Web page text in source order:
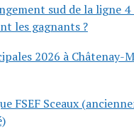
sud de la ligne 4
les gagnants ?
2026 à Châtenay-
FSEF Sceaux